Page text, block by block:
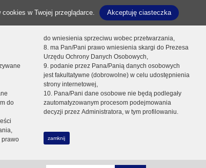
w Twojej przeglądarce. Akceptuję ciasteczka
do
prawo
do wniesienia sprzeciwu wobec przetwarzania,
8. ma Pan/Pani prawo wniesienia skargi do Prezesa
Urzędu Ochrony Danych Osobowych,
9. podanie przez Pana/Panią danych osobowych
jest fakultatywne (dobrowolne) w celu udostępnienia
strony internetowej,
10. Pana/Pani dane osobowe nie będą podlegały
zautomatyzowanym procesom podejmowania
decyzji przez Administratora, w tym profilowaniu.
zamknij